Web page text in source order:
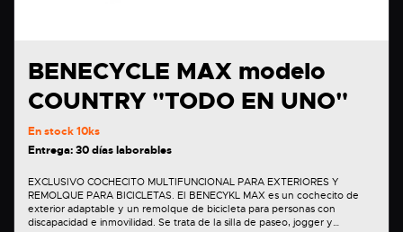
BENECYCLE MAX modelo
COUNTRY "TODO EN UNO"
En stock10ks
Entrega: 30 días laborables
EXCLUSIVO COCHECITO MULTIFUNCIONAL PARA EXTERIORES Y
REMOLQUE PARA BICICLETAS. El BENECYKL MAX es un cochecito de
exterior adaptable y un remolque de bicicleta para personas con
discapacidad e inmovilidad. Se trata de la silla de paseo, jogger y…